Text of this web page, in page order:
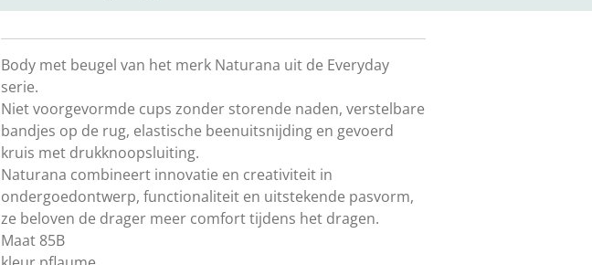
Body met beugel van het merk Naturana uit de Everyday
serie.
Niet voorgevormde cups zonder storende naden, verstelbare
bandjes op de rug, elastische beenuitsnijding en gevoerd
kruis met drukknoopsluiting.
Naturana combineert innovatie en creativiteit in
ondergoedontwerp, functionaliteit en uitstekende pasvorm,
ze beloven de drager meer comfort tijdens het dragen.
Maat 85B